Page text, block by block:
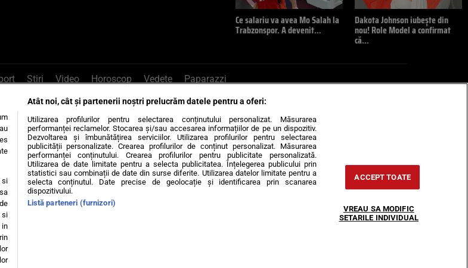
Ce salariu va avea Mo Salah la
Trabzonspor. A devenit…
Dakota Johnson iubește din
nou! Role Model a confirmat
că…
Știri Video Horoscop Vedete Paparazzi
, sună la 0741226226 sau trimite mail la pont@cancan.ro
interne Știri externe Politică
Iubirii Dictionar de vise LIFE STYLE Horoscop
de confidențialitate
si
si
in
Atât noi, cât și partenerii noștri prelucrăm datele pentru a oferi:
Utilizarea profilurilor pentru selectarea conținutului personalizat. Măsurarea
performanței reclamelor. Stocarea și/sau accesarea informațiilor de pe un dispozitiv.
Dezvoltarea și îmbunătățirea serviciilor. Utilizarea profilurilor pentru selectarea
publicității personalizate. Crearea profilurilor de conținut personalizat. Măsurarea
performanței conținutului. Crearea profilurilor pentru publicitate personalizată.
Utilizarea de date limitate pentru a selecta publicitatea. Înțelegerea publicului prin
statistici sau combinații de date din surse diferite. Utilizarea datelor limitate pentru a
selecta conținutul. Date precise de geolocație și identificarea prin scanarea
dispozitivului.
Listă parteneri (furnizori)
ACCEPT TOATE
VREAU SA MODIFIC
SETARILE INDIVIDUAL